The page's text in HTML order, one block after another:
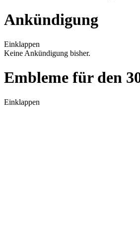
Ankündigung
Einklappen
Keine Ankündigung bisher.
Embleme für den
Einklappen